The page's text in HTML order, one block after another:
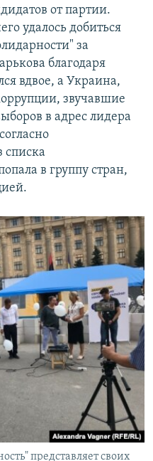
от партии.
удалось добиться
за
благодаря
вдвое, а Украина,
звучавшие
в адрес лидера
списка
в группу стран,
представляет своих